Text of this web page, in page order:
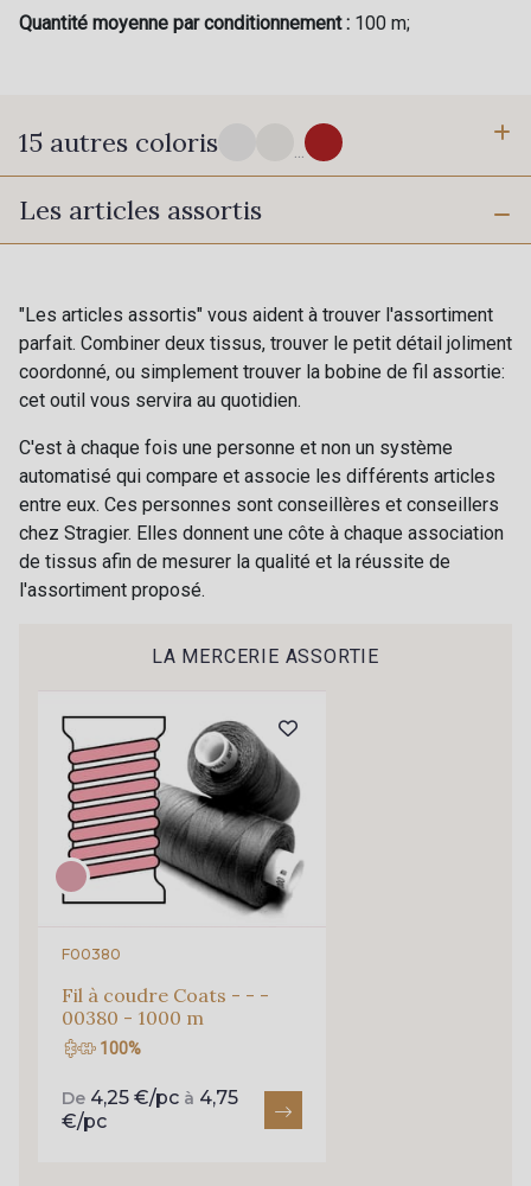
Quantité moyenne par conditionnement : 100 m;
15 autres coloris ...
10 - Blanc Optique Stragier
21 C - Anis 22 F - Pomme
41 M - Paille 24 M - Cactus
67 C - Celadon 55 F - Vert Canard
57 F - Rouge
Les articles assortis
"Les articles assortis" vous aident à trouver l'assortiment
parfait. Combiner deux tissus, trouver le petit détail joliment
coordonné, ou simplement trouver la bobine de fil assortie:
cet outil vous servira au quotidien.
C'est à chaque fois une personne et non un système
automatisé qui compare et associe les différents articles
entre eux. Ces personnes sont conseillères et conseillers
chez Stragier. Elles donnent une côte à chaque association
de tissus afin de mesurer la qualité et la réussite de
l'assortiment proposé.
LA MERCERIE ASSORTIE
F00380
Fil à coudre Coats - - -
00380 - 1000 m
100%
De 4,25 €/pc à 4,75
€/pc
Cadeau : 10% offerts sur votre
Pour vous, couture rime avec détente ?
Vous aimez les beaux tissus ?
Recevez chaque semaine un clin d’œil rempli de
nouveautés, d’inspirations et de promotions.